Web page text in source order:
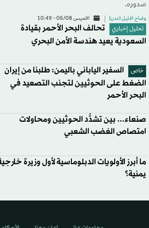
صدوره.
وضاح الجليل (عدن) الخميس 06/08 - 10:49
تحليل إخباري
تحالف البحر الأحمر بقيادة
السعودية يعيد هندسة الأمن البحري
خاص
السفير الياباني باليمن: طلبنا من إيران
الضغط على الحوثيين لتجنب التصعيد في
البحر الأحمر
صنعاء... بين تشدُّد الحوثيين ومحاولات
امتصاص الغضب الشعبي
ما أبرز الأولويات الدبلوماسية لأول وزيرة
يمنية؟